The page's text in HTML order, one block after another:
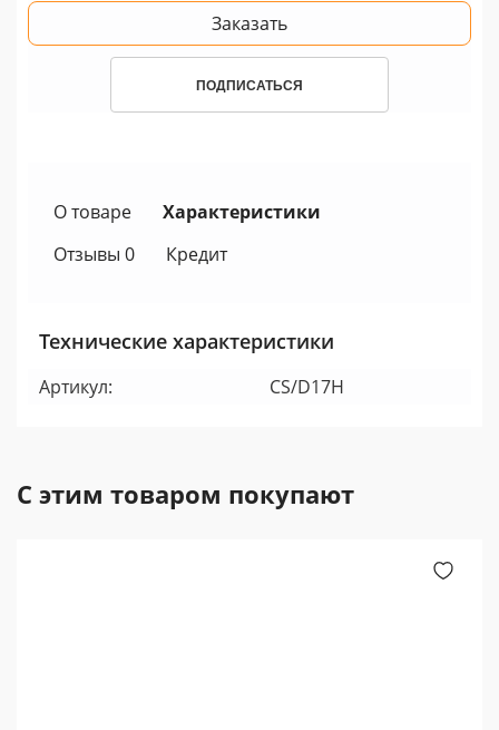
Заказать
ПОДПИСАТЬСЯ
О товаре
Характеристики
Отзывы 0
Кредит
Технические характеристики
Артикул: CS/D17H
С этим товаром покупают